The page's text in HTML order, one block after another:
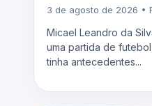
3 de agosto de 2026 •
Micael Leandro da
uma partida de
tinha antecedentes...